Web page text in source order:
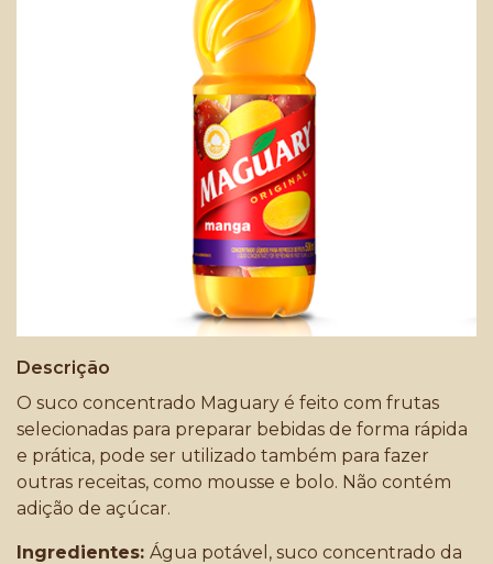
Descrição
O suco concentrado Maguary é feito com frutas
selecionadas para preparar bebidas de forma rápida
e prática, pode ser utilizado também para fazer
outras receitas, como mousse e bolo. Não contém
adição de açúcar.
Ingredientes: Água potável, suco concentrado da